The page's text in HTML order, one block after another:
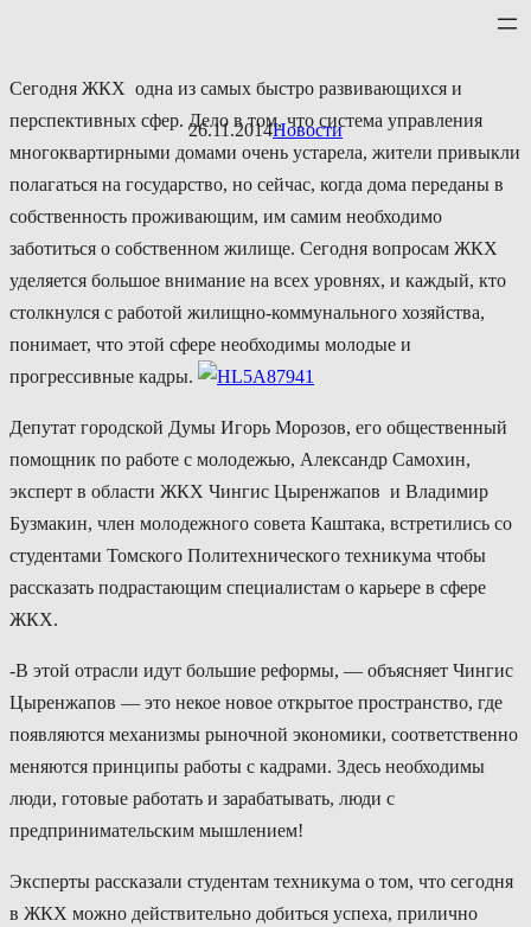
содержимому
26.11.2014Новости
Сегодня ЖКХ одна из самых быстро развивающихся и
перспективных сфер. Дело в том, что система управления
многоквартирными домами очень устарела, жители привыкли
полагаться на государство, но сейчас, когда дома переданы в
собственность проживающим, им самим необходимо
заботиться о собственном жилище. Сегодня вопросам ЖКХ
уделяется большое внимание на всех уровнях, и каждый, кто
столкнулся с работой жилищно-коммунального хозяйства,
понимает, что этой сфере необходимы молодые и
прогрессивные кадры.
Депутат городской Думы Игорь Морозов, его общественный
помощник по работе с молодежью, Александр Самохин,
эксперт в области ЖКХ Чингис Цыренжапов и Владимир
Бузмакин, член молодежного совета Каштака, встретились со
студентами Томского Политехнического техникума чтобы
рассказать подрастающим специалистам о карьере в сфере
ЖКХ.
-В этой отрасли идут большие реформы, — объясняет Чингис
Цыренжапов — это некое новое открытое пространство, где
появляются механизмы рыночной экономики, соответственно
меняются принципы работы с кадрами. Здесь необходимы
люди, готовые работать и зарабатывать, люди с
предпринимательским мышлением!
Эксперты рассказали студентам техникума о том, что сегодня
в ЖКХ можно действительно добиться успеха, прилично